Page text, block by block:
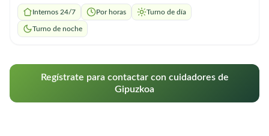
hogar, comidas etc. Me adapto fácil mente a cualquier entorno
siempre y cuando sea comodo para ambas partes .
Internos 24/7 Por horas Turno de día
Turno de noche
Regístrate para contactar con cuidadores de
Gipuzkoa